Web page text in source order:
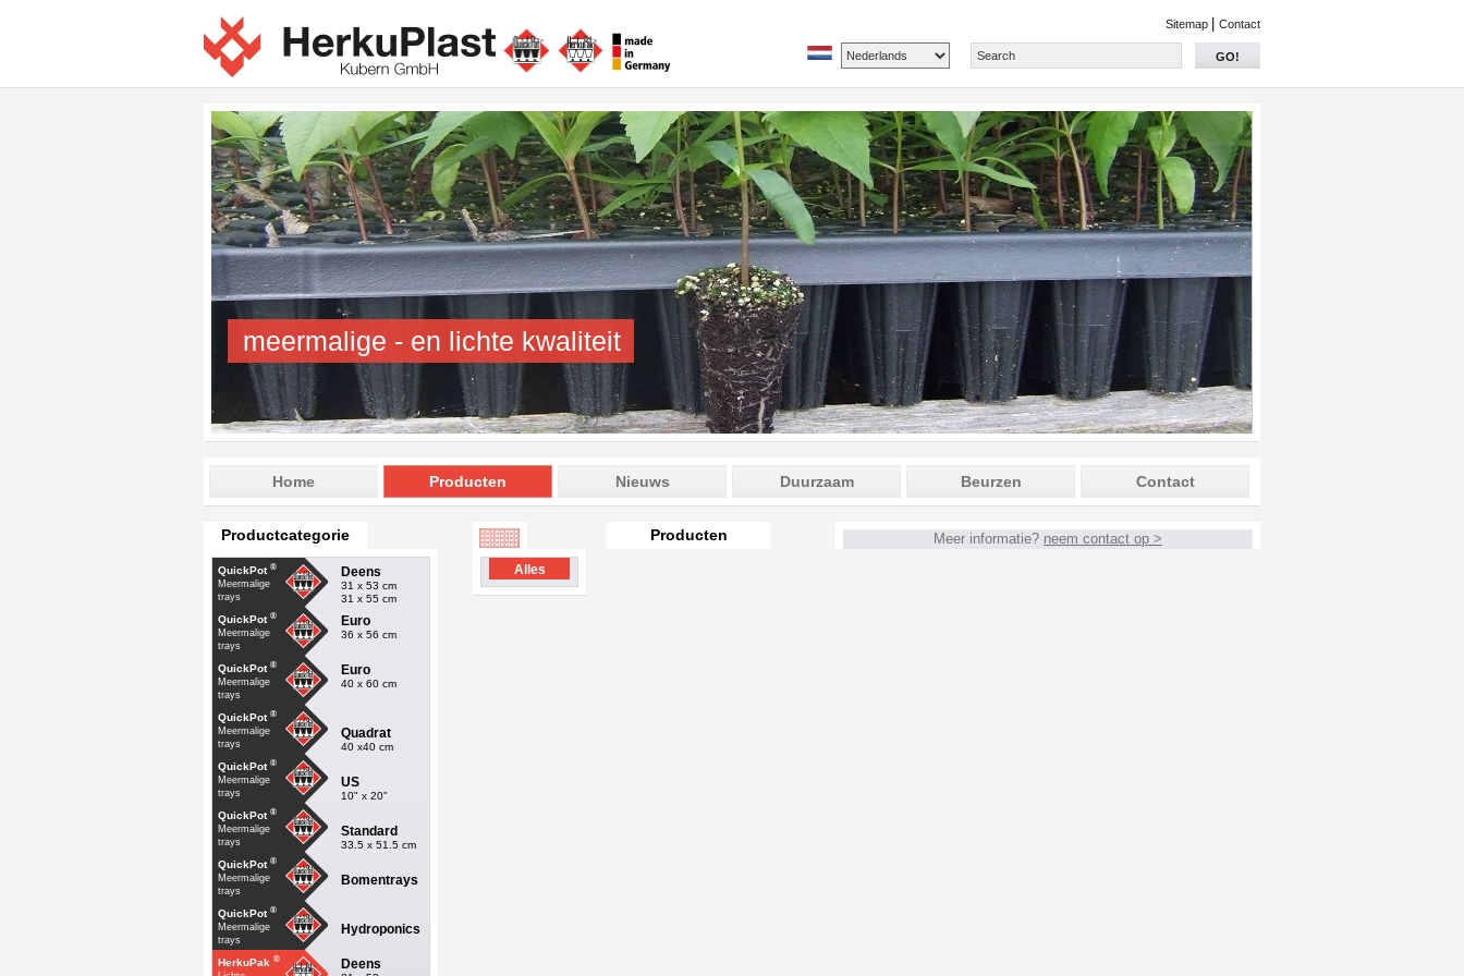
Sitemap Contact
GO!
meermalige - en lichte kwaliteit
Home Producten Nieuws Duurzaam Beurzen Contact
Productcategorie
QuickPot ®
Meermalige
trays
Deens
31 x 53 cm
31 x 55 cm
QuickPot ®
Meermalige
trays
Euro
36 x 56 cm
QuickPot ®
Meermalige
trays
Euro
40 x 60 cm
QuickPot ®
Meermalige
trays
Quadrat
40 x40 cm
QuickPot ®
Meermalige
trays
US
10" x 20"
QuickPot ®
Meermalige
trays
Standard
33.5 x 51.5 cm
QuickPot ®
Meermalige
trays
Bomentrays
QuickPot ®
Meermalige
trays
Hydroponics
HerkuPak ®
Deens
Alles
Producten Meer informatie? neem contact op >